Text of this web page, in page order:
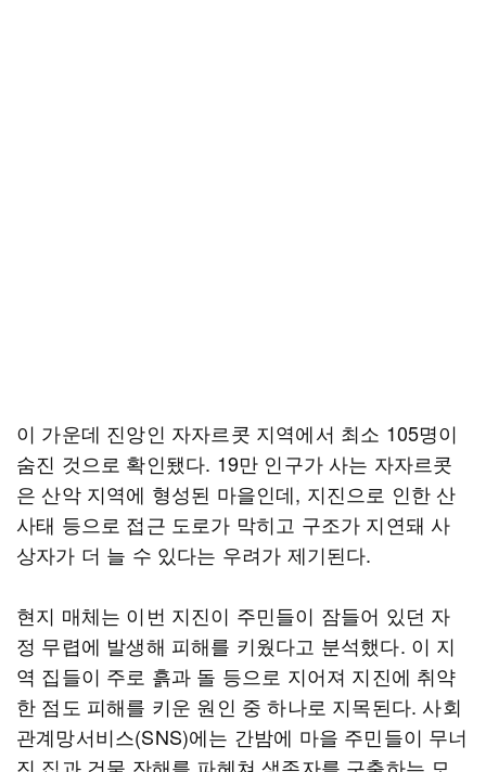
이 가운데 진앙인 자자르콧 지역에서 최소 105명이
숨진 것으로 확인됐다. 19만 인구가 사는 자자르콧
은 산악 지역에 형성된 마을인데, 지진으로 인한 산
사태 등으로 접근 도로가 막히고 구조가 지연돼 사
상자가 더 늘 수 있다는 우려가 제기된다.
현지 매체는 이번 지진이 주민들이 잠들어 있던 자
정 무렵에 발생해 피해를 키웠다고 분석했다. 이 지
역 집들이 주로 흙과 돌 등으로 지어져 지진에 취약
한 점도 피해를 키운 원인 중 하나로 지목된다. 사회
관계망서비스(SNS)에는 간밤에 마을 주민들이 무너